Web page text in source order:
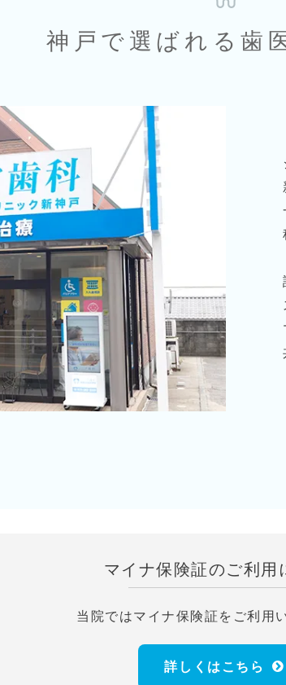
神戸で選ばれる歯
マイナ保険証のご利用
当院ではマイナ保険証をご利用
詳しくはこちら